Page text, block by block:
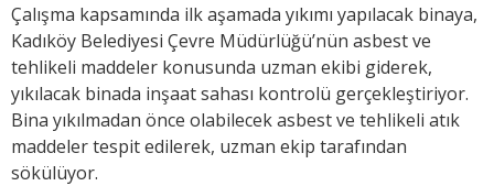
Çalışma kapsamında ilk aşamada yıkımı yapılacak binaya,
Kadıköy Belediyesi Çevre Müdürlüğü’nün asbest ve
tehlikeli maddeler konusunda uzman ekibi giderek,
yıkılacak binada inşaat sahası kontrolü gerçekleştiriyor.
Bina yıkılmadan önce olabilecek asbest ve tehlikeli atık
maddeler tespit edilerek, uzman ekip tarafından
sökülüyor.